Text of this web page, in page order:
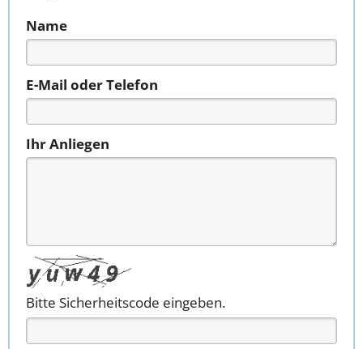
Name
E-Mail oder Telefon
Ihr Anliegen
Bitte Sicherheitscode eingeben.